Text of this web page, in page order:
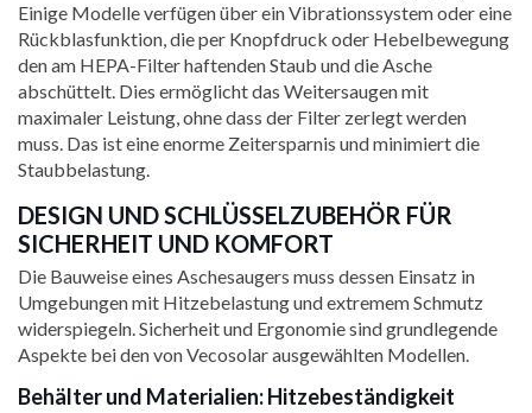
Einige Modelle verfügen über ein Vibrationssystem oder eine
Rückblasfunktion, die per Knopfdruck oder Hebelbewegung
den am HEPA-Filter haftenden Staub und die Asche
abschüttelt. Dies ermöglicht das Weitersaugen mit
maximaler Leistung, ohne dass der Filter zerlegt werden
muss. Das ist eine enorme Zeitersparnis und minimiert die
Staubbelastung.
DESIGN UND SCHLÜSSELZUBEHÖR FÜR
SICHERHEIT UND KOMFORT
Die Bauweise eines Aschesaugers muss dessen Einsatz in
Umgebungen mit Hitzebelastung und extremem Schmutz
widerspiegeln. Sicherheit und Ergonomie sind grundlegende
Aspekte bei den von Vecosolar ausgewählten Modellen.
Behälter und Materialien: Hitzebeständigkeit